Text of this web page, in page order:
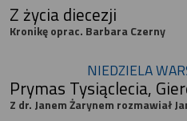
Z życia diecezji
Kronikę oprac. Barbara Czerny
NIEDZIELA
Prymas Tysiąclecia,
Z dr. Janem Żarynem rozmawiał